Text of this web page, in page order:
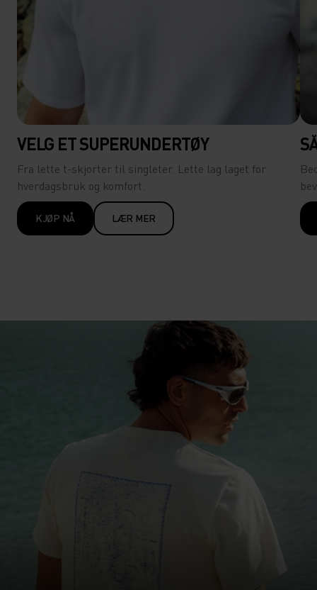
VELG ET SUPERUNDERTØY
Fra lette t-skjorter til singleter. Lette lag laget for
hverdagsbruk og komfort.
KJØP NÅ LÆR MER